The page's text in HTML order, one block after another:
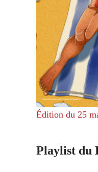
Édition du 25
Playlist du